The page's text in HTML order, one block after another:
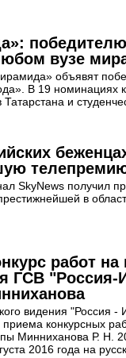
вузе
объявят
В 19 номинациях
и
SkyNews получил
в
работ
ГСВ "Россия-
видения "Россия
приема конкурсных
Минниханова Р. Н.
2016 года на